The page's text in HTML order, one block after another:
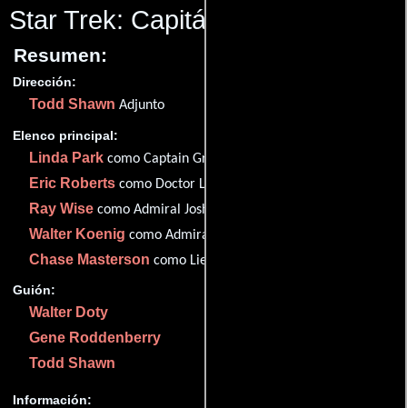
Star Trek: Capitán Pike
Resumen:
Dirección:
Todd Shawn Adjunto
Elenco principal:
Linda Park como Captain Grace Shintal
Eric Roberts como Doctor Lee Parsons
Ray Wise como Admiral Joshua Pike
Walter Koenig como Admiral Harlan Sobol
Chase Masterson como Lieutenant Susan Kelly
Guión:
Walter Doty
Gene Roddenberry
Todd Shawn
Información: